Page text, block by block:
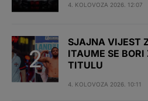
4. KOLOVOZA 2026. 12:07
SJAJNA VIJEST
ITAUME SE
TITULU
4. KOLOVOZA 2026. 10:11